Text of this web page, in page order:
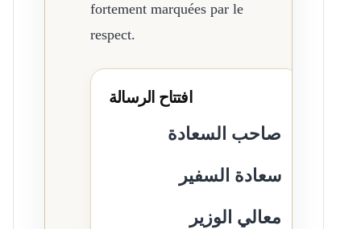
fortement marquées par le
respect.
افتتاح الرسالة
صاحب السعادة
سعادة السفير
معالي الوزير